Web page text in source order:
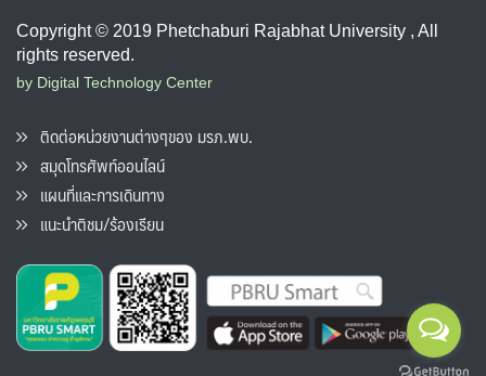
Copyright © 2019 Phetchaburi Rajabhat University , All
rights reserved.
by Digital Technology Center
ติดต่อหน่วยงานต่างๆของ มรภ.พบ.
สมุดโทรศัพท์ออนไลน์
แผนที่และการเดินทาง
แนะนำติชม/ร้องเรียน